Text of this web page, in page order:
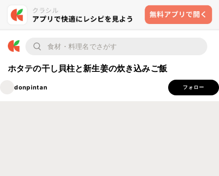
ホタテの干し貝柱と新生姜の炊き込みご飯
donpintan フォロー